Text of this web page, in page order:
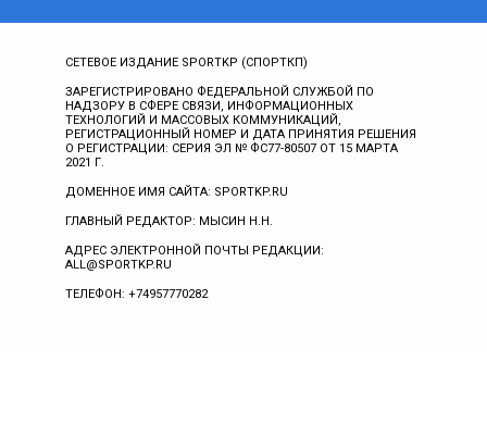
СЕТЕВОЕ ИЗДАНИЕ SPORTKP (СПОРТКП)
ЗАРЕГИСТРИРОВАНО ФЕДЕРАЛЬНОЙ СЛУЖБОЙ ПО
НАДЗОРУ В СФЕРЕ СВЯЗИ, ИНФОРМАЦИОННЫХ
ТЕХНОЛОГИЙ И МАССОВЫХ КОММУНИКАЦИЙ,
РЕГИСТРАЦИОННЫЙ НОМЕР И ДАТА ПРИНЯТИЯ РЕШЕНИЯ
О РЕГИСТРАЦИИ: СЕРИЯ ЭЛ № ФС77-80507 ОТ 15 МАРТА
2021 Г.
ДОМЕННОЕ ИМЯ САЙТА: SPORTKP.RU
ГЛАВНЫЙ РЕДАКТОР: МЫСИН Н.Н.
АДРЕС ЭЛЕКТРОННОЙ ПОЧТЫ РЕДАКЦИИ:
ALL@SPORTKP.RU
ТЕЛЕФОН: +74957770282